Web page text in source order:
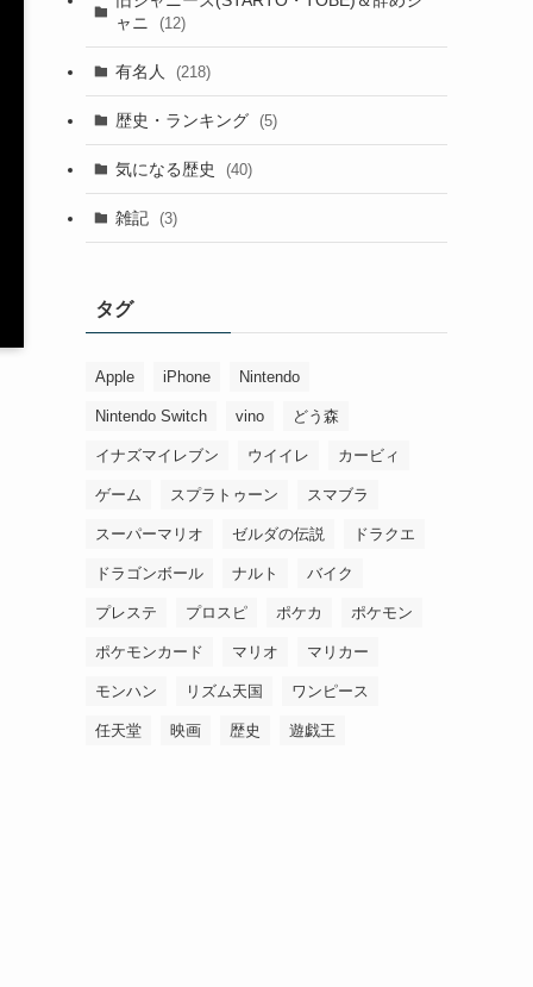
ャニ
(12)
有名人 (218)
歴史・ランキング (5)
気になる歴史 (40)
雑記 (3)
タグ
Apple iPhone Nintendo
Nintendo Switch vino どう森
イナズマイレブン ウイイレ カービィ
ゲーム スプラトゥーン スマブラ
スーパーマリオ ゼルダの伝説 ドラクエ
ドラゴンボール ナルト バイク
プレステ プロスピ ポケカ ポケモン
ポケモンカード マリオ マリカー
モンハン リズム天国 ワンピース
任天堂 映画 歴史 遊戯王